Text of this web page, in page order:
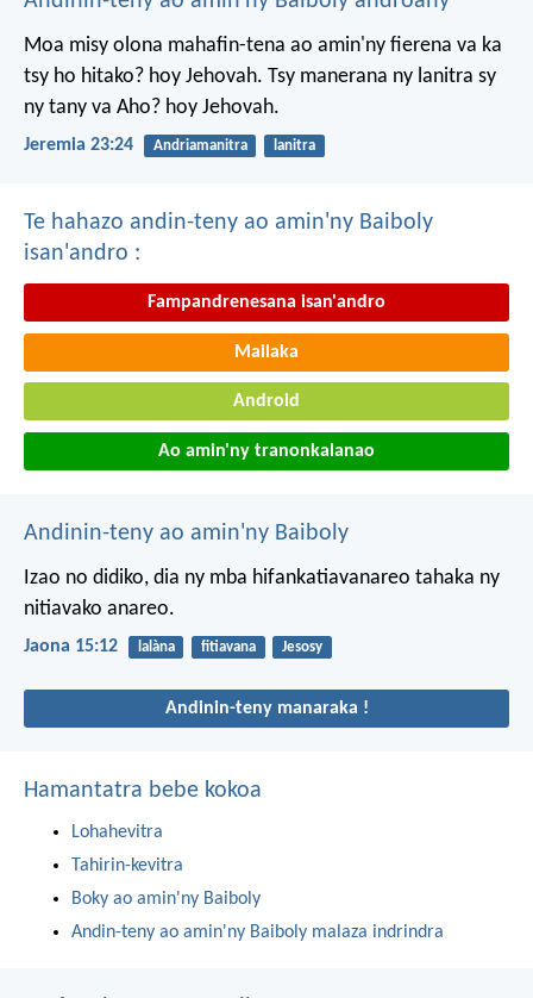
Moa misy olona mahafin-tena ao amin'ny fierena va ka
tsy ho hitako? hoy Jehovah. Tsy manerana ny lanitra sy
ny tany va Aho? hoy Jehovah.
Jeremia 23:24 Andriamanitra lanitra
Te hahazo andin-teny ao amin'ny Baiboly
isan'andro :
Fampandrenesana isan'andro
Mailaka
Android
Ao amin'ny tranonkalanao
Andinin-teny ao amin'ny Baiboly
Izao no didiko, dia ny mba hifankatiavanareo tahaka ny
nitiavako anareo.
Jaona 15:12 lalàna fitiavana Jesosy
Andinin-teny manaraka !
Hamantatra bebe kokoa
Lohahevitra
Tahirin-kevitra
Boky ao amin'ny Baiboly
Andin-teny ao amin'ny Baiboly malaza indrindra